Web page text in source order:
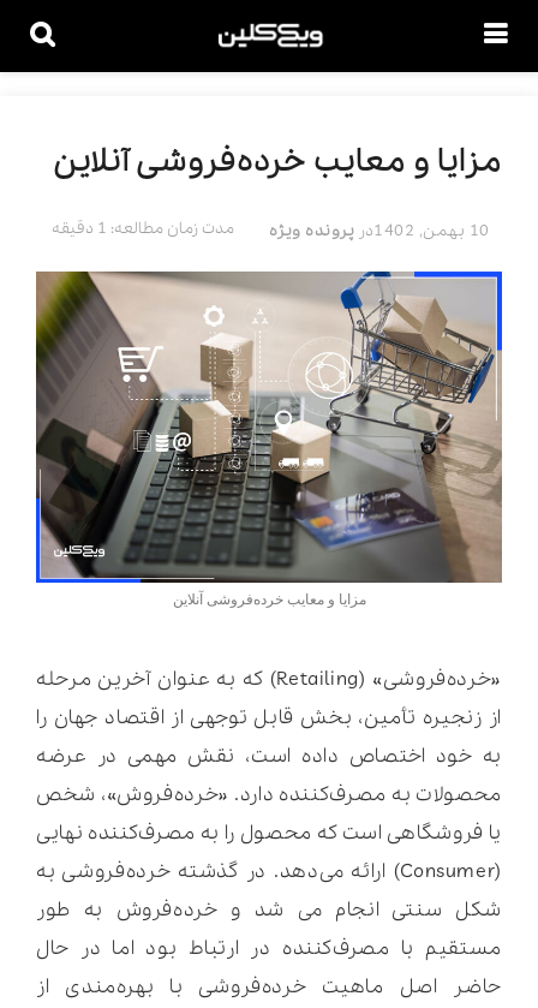
مزایا و معایب خرده‌فروشی آنلاین
مدت زمان مطالعه: 1 دقیقه 10 بهمن, 1402 در پرونده ویژه
مزایا و معایب خرده‌فروشی آنلاین
«خرده‌فروشی» (Retailing) که به عنوان آخرین مرحله
از زنجیره تأمین، بخش قابل توجهی از اقتصاد جهان را
به خود اختصاص داده است، نقش مهمی در عرضه
محصولات به مصرف‌کننده دارد. «خرده‌فروش»، شخص
یا فروشگاهی است که محصول را به مصرف‌کننده نهایی
(Consumer) ارائه می‌دهد. در گذشته خرده‌فروشی به
شکل سنتی انجام می شد و خرده‌فروش به طور
مستقیم با مصرف‌کننده در ارتباط بود اما در حال
حاضر اصل ماهیت خرده‌فروشی با بهره‌مندی از